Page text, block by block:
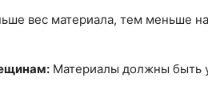
вес материала, тем меньше
Материалы должны быть